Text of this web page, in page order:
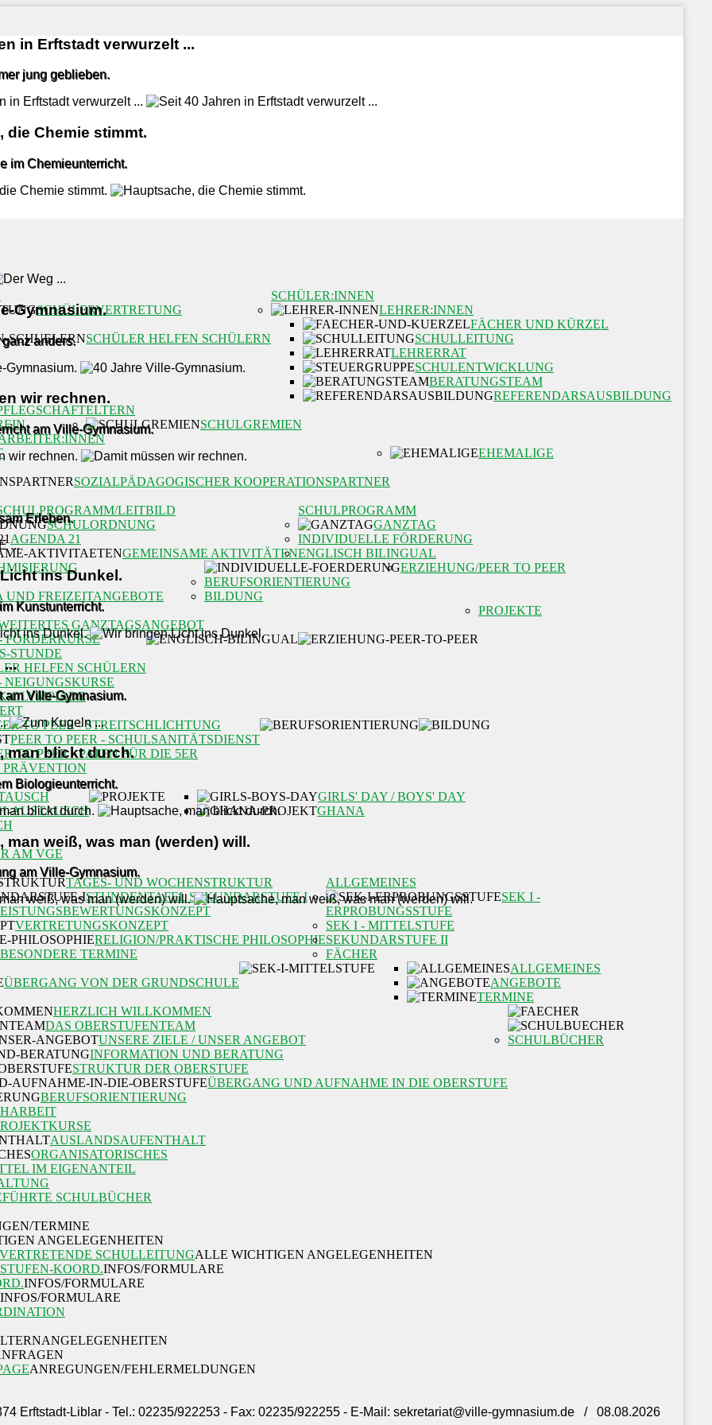
in Erftstadt verwurzelt ...
jung geblieben.
die Chemie stimmt.
im Chemieunterricht.
Gymnasium.
anders.
wir rechnen.
am Ville-Gymnasium.
Erleben.
ins Dunkel.
Kunstunterricht.
...
am Ville-Gymnasium.
man blickt durch.
Biologieunterricht.
man weiß, was man (werden) will.
am Ville-Gymnasium.
SCHÜLER:INNEN
SCHÜLERVERTRETUNG
SCHÜLER HELFEN SCHÜLERN
LEHRER:INNEN
FÄCHER UND KÜRZEL
SCHULLEITUNG
LEHRERRAT
SCHULENTWICKLUNG
BERATUNGSTEAM
REFERENDARSAUSBILDUNG
ELTERN
SCHULGREMIEN
SOZIALPÄDAGOGISCHER KOOPERATIONSPARTNER
EHEMALIGE
SCHULPROGRAMM
LEITBILD
SCHULORDNUNG
AGENDA 21
GEMEINSAME AKTIVITÄTEN
GANZTAG
UND FREIZEITANGEBOTE
GANZTAGSANGEBOT
INDIVIDUELLE FÖRDERUNG
FÖRDERKURSE
STUNDE
HELFEN SCHÜLERN
NEIGUNGSKURSE
OLYMPIADE
ENGLISCH BILINGUAL
ERZIEHUNG/PEER TO PEER
TO PEER - STREITSCHLICHTUNG
PEER TO PEER - SCHULSANITÄTSDIENST
TO PEER - PATEN FÜR DIE 5ER
PRÄVENTION
BERUFSORIENTIERUNG
BILDUNG
AUSTAUSCH
AM VGE
PROJEKTE
GIRLS' DAY / BOYS' DAY
GHANA
ALLGEMEINES
TAGES- UND WOCHENSTRUKTUR
STUNDENTAFEL SEKUNDARSTUFE I
VERTRETUNGSKONZEPT
RELIGION/PRAKTISCHE PHILOSOPHIE
BESONDERE TERMINE
SEK I -
ERPROBUNGSSTUFE
ÜBERGANG VON DER GRUNDSCHULE
SEK I - MITTELSTUFE
ALLGEMEINES
ANGEBOTE
TERMINE
SEKUNDARSTUFE II
HERZLICH WILLKOMMEN
DAS OBERSTUFENTEAM
UNSERE ZIELE / UNSER ANGEBOT
INFORMATION UND BERATUNG
STRUKTUR DER OBERSTUFE
ÜBERGANG UND AUFNAHME IN DIE OBERSTUFE
BERUFSORIENTIERUNG
AUSLANDSAUFENTHALT
ORGANISATORISCHES
FÄCHER
SCHULBÜCHER
IM EIGENANTEIL
SCHULBÜCHER
TERMINE
ANGELEGENHEITEN
SCHULLEITUNGALLE WICHTIGEN ANGELEGENHEITEN
KOORD.INFOS/FORMULARE
INFOS/FORMULARE
INFOS/FORMULARE
ANREGUNGEN/FEHLERMELDUNGEN
Erftstadt-Liblar - Tel.: 02235/922253 - Fax: 02235/922255 - E-Mail: sekretariat@ville-gymnasium.de / 08.08.2026